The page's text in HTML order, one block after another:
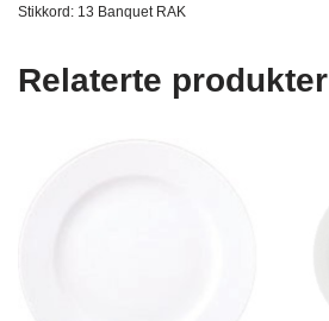
Stikkord: 13 Banquet RAK
Relaterte produkter